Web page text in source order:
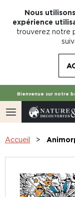
Nous
expérience
trouverez notre
Bienvenue sur notre
Accueil